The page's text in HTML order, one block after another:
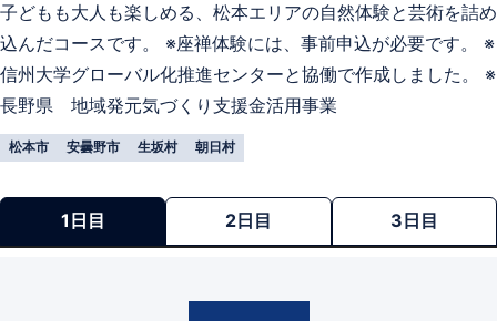
子どもも大人も楽しめる、松本エリアの自然体験と芸術を詰め
込んだコースです。 ※座禅体験には、事前申込が必要です。 ※
信州大学グローバル化推進センターと協働で作成しました。 ※
長野県 地域発元気づくり支援金活用事業
松本市 安曇野市 生坂村 朝日村
1日目 2日目 3日目